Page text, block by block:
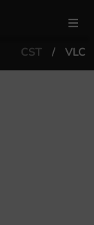
CST VLC